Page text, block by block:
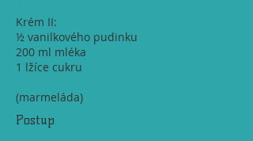
Krém II:
½ vanilkového pudinku
200 ml mléka
1 lžíce cukru
(marmeláda)
Postup